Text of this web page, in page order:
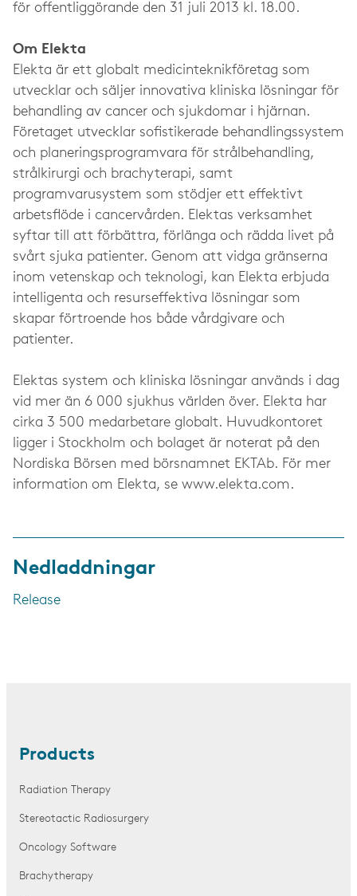
för offentliggörande den 31 juli 2013 kl. 18.00.
Om Elekta
Elekta är ett globalt medicinteknikföretag som
utvecklar och säljer innovativa kliniska lösningar för
behandling av cancer och sjukdomar i hjärnan.
Företaget utvecklar sofistikerade behandlingssystem
och planeringsprogramvara för strålbehandling,
strålkirurgi och brachyterapi, samt
programvarusystem som stödjer ett effektivt
arbetsflöde i cancervården. Elektas verksamhet
syftar till att förbättra, förlänga och rädda livet på
svårt sjuka patienter. Genom att vidga gränserna
inom vetenskap och teknologi, kan Elekta erbjuda
intelligenta och resurseffektiva lösningar som
skapar förtroende hos både vårdgivare och
patienter.
Elektas system och kliniska lösningar används i dag
vid mer än 6 000 sjukhus världen över. Elekta har
cirka 3 500 medarbetare globalt. Huvudkontoret
ligger i Stockholm och bolaget är noterat på den
Nordiska Börsen med börsnamnet EKTAb. För mer
information om Elekta, se www.elekta.com.
Nedladdningar
Release
Products
Radiation Therapy
Stereotactic Radiosurgery
Oncology Software
Brachytherapy